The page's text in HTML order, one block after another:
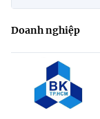
Doanh nghiệp